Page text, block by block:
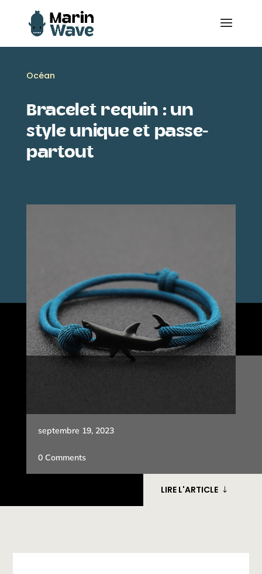
Océan
Bracelet requin : un
style unique et passe-
partout
septembre 19, 2023
0 Comments
LIRE L'ARTICLE